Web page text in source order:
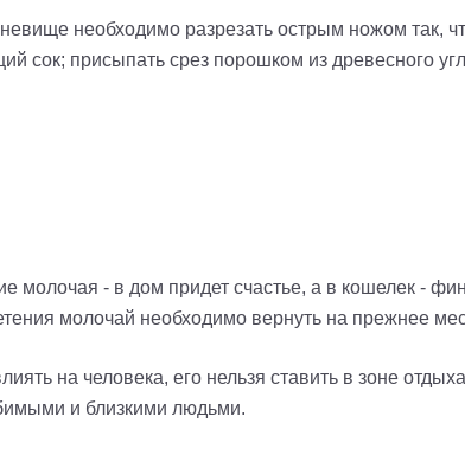
необходимо разрезать острым ножом так,
сок; присыпать срез порошком из древесного
молочая - в дом придет счастье, а в кошелек -
молочай необходимо вернуть на прежнее
на человека, его нельзя ставить в зоне
и близкими людьми.